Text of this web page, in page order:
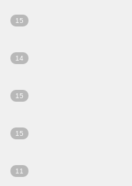
15
14
15
15
11